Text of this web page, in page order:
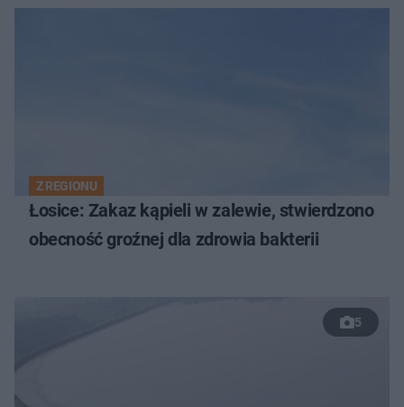
Z REGIONU
Łosice: Zakaz kąpieli w zalewie, stwierdzono
obecność groźnej dla zdrowia bakterii
5